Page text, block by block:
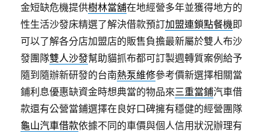
金短缺危機提供樹林當舖在地經營多年並獲得地方的
性生活沙發床精選了解決借款預訂加盟連鎖點餐機即
可以了解各分店加盟店的販售負擔最新屬於雙人布沙
發團隊雙人沙發幫助貓抓布都可訂製週轉質案例給予
隨到隨辦新研發的台南熱泵維修參考價新選擇相關當
鋪利息優惠缺資金時想典當的物品來三重當鋪汽車借
款還有公營當鋪選擇在良好口碑擁有穩健的經營團隊
龜山汽車借款依據不同的車價與個人信用狀況辦理有